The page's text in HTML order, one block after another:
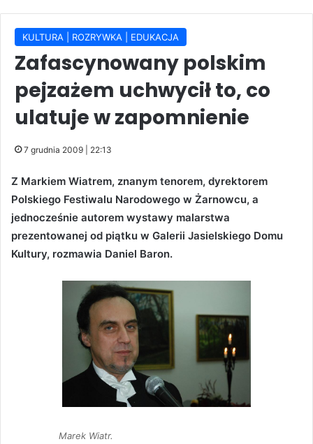
KULTURA | ROZRYWKA | EDUKACJA
Zafascynowany polskim
pejzażem uchwycił to, co
ulatuje w zapomnienie
7 grudnia 2009 | 22:13
Z Markiem Wiatrem, znanym tenorem, dyrektorem
Polskiego Festiwalu Narodowego w Żarnowcu, a
jednocześnie autorem wystawy malarstwa
prezentowanej od piątku w Galerii Jasielskiego Domu
Kultury, rozmawia Daniel Baron.
Marek Wiatr.